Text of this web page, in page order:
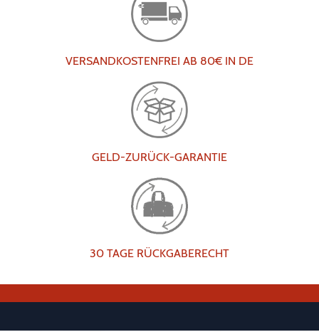
VERSANDKOSTENFREI AB 80€ IN DE
GELD-ZURÜCK-GARANTIE
30 TAGE RÜCKGABERECHT